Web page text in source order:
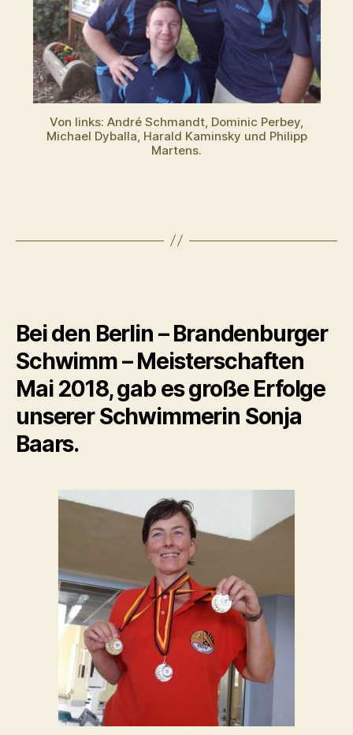
Von links: André Schmandt, Dominic Perbey,
Michael Dyballa, Harald Kaminsky und Philipp
Martens.
Bei den Berlin – Brandenburger
Schwimm – Meisterschaften
Mai 2018, gab es große Erfolge
unserer Schwimmerin Sonja
Baars.